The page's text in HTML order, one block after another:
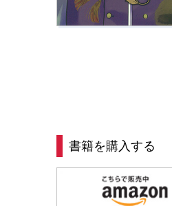
書籍を購入する